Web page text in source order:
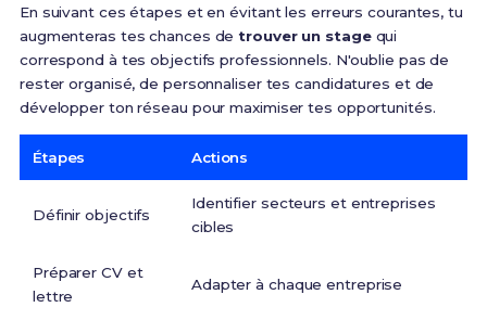
En suivant ces étapes et en évitant les erreurs courantes, tu
augmenteras tes chances detrouver un stagequi
correspond à tes objectifs professionnels. N'oublie pas de
rester organisé, de personnaliser tes candidatures et de
développer ton réseau pour maximiser tes opportunités.
Étapes Actions
Définir objectifs
Identifier secteurs et entreprises
cibles
Préparer CV et
lettre
Adapter à chaque entreprise